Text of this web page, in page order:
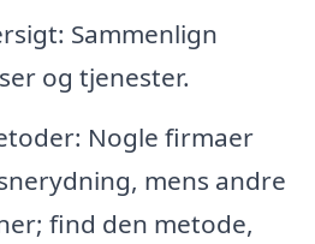
Sammenlign
og tjenester.
Nogle firmaer
mens andre
find den metode,